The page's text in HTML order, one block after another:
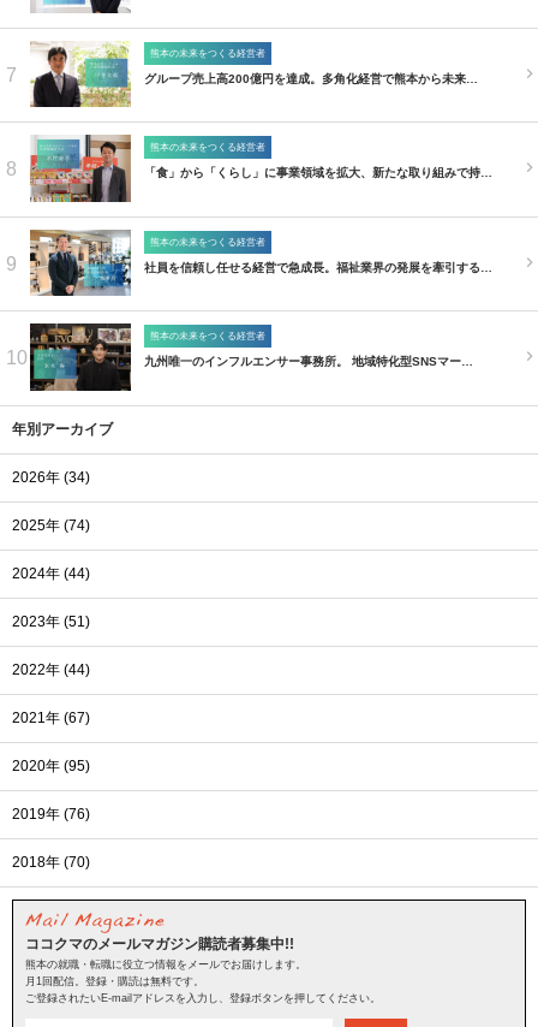
7
熊本の未来をつくる経営者
グループ売上高200億円を達成。多角化経営で熊本から未来…
8
熊本の未来をつくる経営者
「食」から「くらし」に事業領域を拡大、新たな取り組みで持…
9
熊本の未来をつくる経営者
社員を信頼し任せる経営で急成長。福祉業界の発展を牽引する…
10
熊本の未来をつくる経営者
九州唯一のインフルエンサー事務所。 地域特化型SNSマー…
年別アーカイブ
2026年 (34)
2025年 (74)
2024年 (44)
2023年 (51)
2022年 (44)
2021年 (67)
2020年 (95)
2019年 (76)
2018年 (70)
ココクマのメールマガジン購読者募集中!!
熊本の就職・転職に役立つ情報をメールでお届けします。
月1回配信。登録・購読は無料です。
ご登録されたいE-mailアドレスを入力し、登録ボタンを押してください。